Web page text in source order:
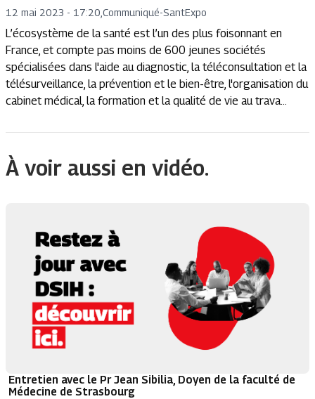
12 mai 2023 - 17:20 Communiqué-SantExpo
L’écosystème de la santé est l’un des plus foisonnant en
France, et compte pas moins de 600 jeunes sociétés
spécialisées dans l'aide au diagnostic, la téléconsultation et la
télésurveillance, la prévention et le bien-être, l'organisation du
cabinet médical, la formation et la qualité de vie au trava...
À voir aussi en vidéo.
Entretien avec le Pr Jean Sibilia, Doyen de la faculté de
Médecine de Strasbourg